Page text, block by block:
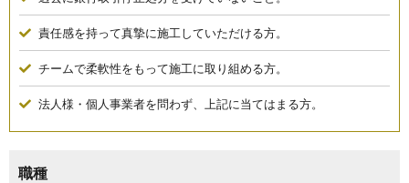
責任感を持って真摯に施⼯していただける⽅。
チームで柔軟性をもって施工に取り組める⽅。
法⼈様・個⼈事業者を問わず、上記に当てはまる方。
職種